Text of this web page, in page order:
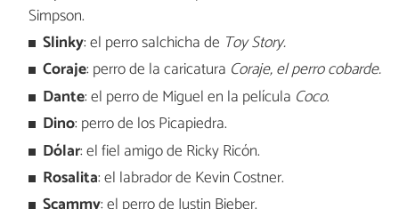
Simpson.
Slinky: el perro salchicha de Toy Story.
Coraje: perro de la caricatura Coraje, el perro cobarde.
Dante: el perro de Miguel en la película Coco.
Dino: perro de los Picapiedra.
Dólar: el fiel amigo de Ricky Ricón.
Rosalita: el labrador de Kevin Costner.